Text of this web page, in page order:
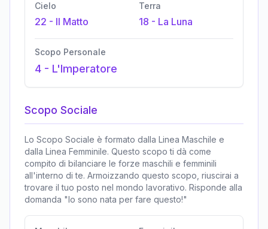
Cielo
22 - Il Matto
Terra
18 - La Luna
Scopo Personale
4 - L'Imperatore
Scopo Sociale
Lo Scopo Sociale è formato dalla Linea Maschile e
dalla Linea Femminile. Questo scopo ti dà come
compito di bilanciare le forze maschili e femminili
all'interno di te. Armoizzando questo scopo, riuscirai a
trovare il tuo posto nel mondo lavorativo. Risponde alla
domanda "Io sono nata per fare questo!"